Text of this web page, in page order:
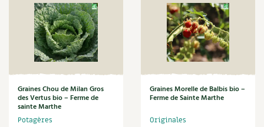
Archives
Carnets de saison
Compléments
Dossier4 saisons
Graines Chou de Milan Gros
des Vertus bio – Ferme de
sainte Marthe
Potagères
Graines Morelle de Balbis bio –
Ferme de Sainte Marthe
Originales